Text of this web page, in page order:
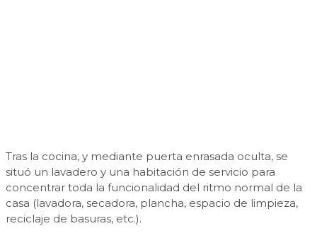
Tras la cocina, y mediante puerta enrasada oculta, se
situó un lavadero y una habitación de servicio para
concentrar toda la funcionalidad del ritmo normal de la
casa (lavadora, secadora, plancha, espacio de limpieza,
reciclaje de basuras, etc.).